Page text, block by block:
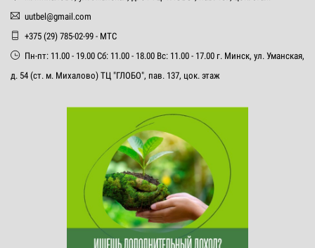
uutbel@gmail.com
+375 (29) 785-02-99 - МТС
Пн-пт: 11.00 - 19.00 Сб: 11.00 - 18.00 Вс: 11.00 - 17.00 г. Минск, ул. Уманская,
д. 54 (ст. м. Михалово) ТЦ "ГЛОБО", пав. 137, цок. этаж